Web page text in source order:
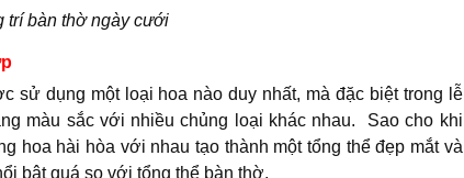
trí bàn thờ ngày cưới
sử dụng một loại hoa nào duy nhất, mà đặc biệt trong lễ
màu sắc với nhiều chủng loại khác nhau. Sao cho khi
hoa hài hòa với nhau tạo thành một tổng thể đẹp mắt và
bật quá so với tổng thể bàn thờ.